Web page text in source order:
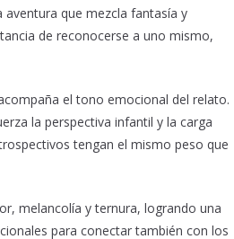
que mezcla fantasía y
de reconocerse a uno mismo,
el tono emocional del relato.
la perspectiva infantil y la carga
tengan el mismo peso que
melancolía y ternura, logrando una
para conectar también con los